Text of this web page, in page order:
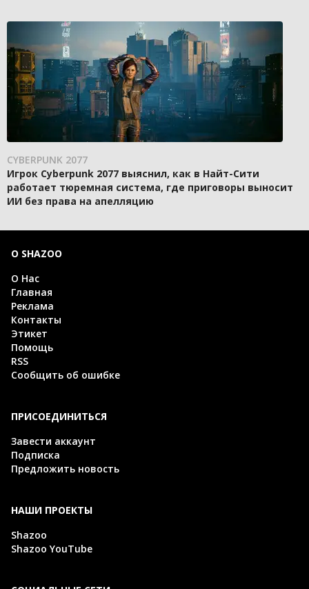
CYBERPUNK 2077
Игрок Cyberpunk 2077 выяснил, как в Найт-Сити
работает тюремная система, где приговоры выносит
ИИ без права на апелляцию
О SHAZOO
О Нас
Главная
Реклама
Контакты
Этикет
Помощь
RSS
Сообщить об ошибке
ПРИСОЕДИНИТЬСЯ
Завести аккаунт
Подписка
Предложить новость
НАШИ ПРОЕКТЫ
Shazoo
Shazoo YouTube